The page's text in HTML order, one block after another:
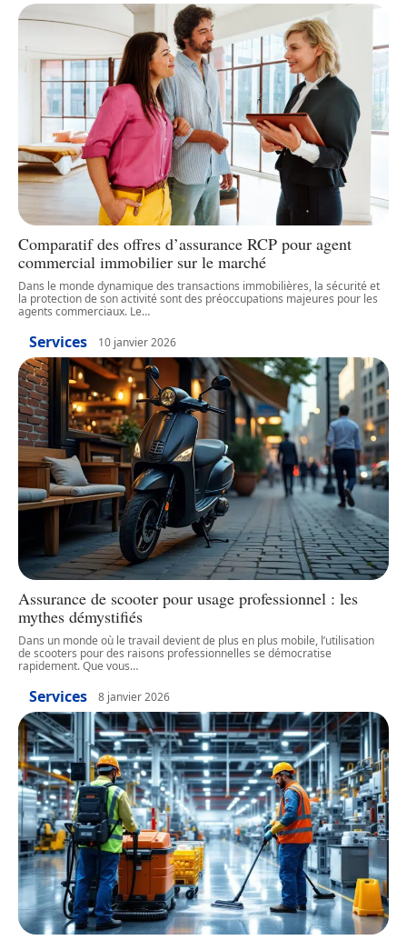
Comparatif des offres d’assurance RCP pour agent
commercial immobilier sur le marché
Dans le monde dynamique des transactions immobilières, la sécurité et
la protection de son activité sont des préoccupations majeures pour les
agents commerciaux. Le…
Services 10 janvier 2026
Assurance de scooter pour usage professionnel : les
mythes démystifiés
Dans un monde où le travail devient de plus en plus mobile, l’utilisation
de scooters pour des raisons professionnelles se démocratise
rapidement. Que vous…
Services 8 janvier 2026